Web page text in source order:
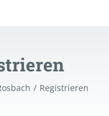
Registrieren